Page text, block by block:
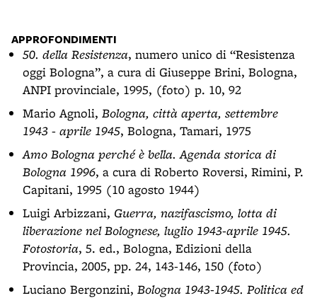
APPROFONDIMENTI
50. della Resistenza, numero unico di “Resistenza
oggi Bologna”, a cura di Giuseppe Brini, Bologna,
ANPI provinciale, 1995, (foto) p. 10, 92
Mario Agnoli, Bologna, città aperta, settembre
1943 - aprile 1945, Bologna, Tamari, 1975
Amo Bologna perché è bella. Agenda storica di
Bologna 1996, a cura di Roberto Roversi, Rimini, P.
Capitani, 1995 (10 agosto 1944)
Luigi Arbizzani, Guerra, nazifascismo, lotta di
liberazione nel Bolognese, luglio 1943-aprile 1945.
Fotostoria, 5. ed., Bologna, Edizioni della
Provincia, 2005, pp. 24, 143-146, 150 (foto)
Luciano Bergonzini, Bologna 1943-1945. Politica ed